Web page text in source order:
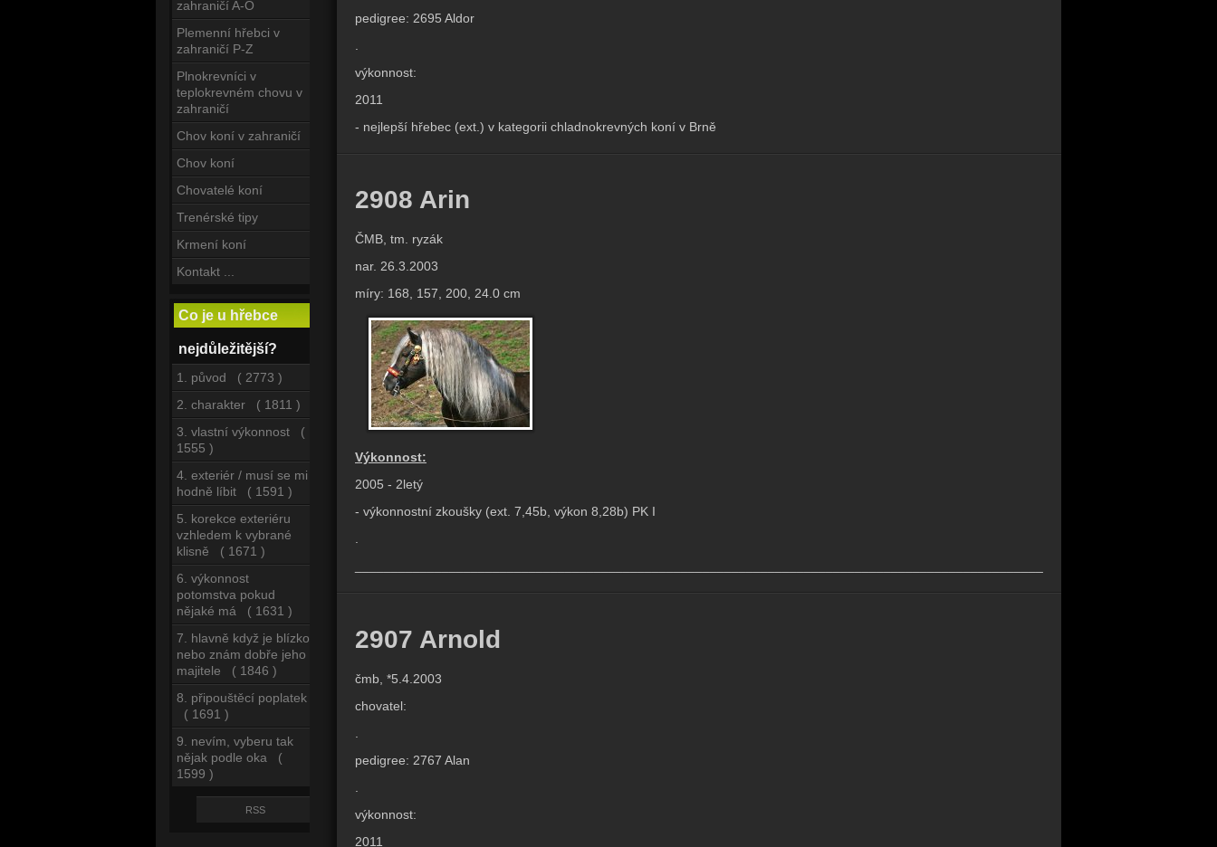
zahraničí A-O
Plemenní hřebci v
zahraničí P-Z
Plnokrevníci v
teplokrevném chovu v
zahraničí
Chov koní v zahraničí
Chov koní
Chovatelé koní
Trenérské tipy
Krmení koní
Kontakt ...
Co je u hřebce
nejdůležitější?
1. původ ( 2773 )
2. charakter ( 1811 )
3. vlastní výkonnost (
1555 )
4. exteriér / musí se mi
hodně líbit ( 1591 )
5. korekce exteriéru
vzhledem k vybrané
klisně ( 1671 )
6. výkonnost
potomstva pokud
nějaké má ( 1631 )
7. hlavně když je blízko
nebo znám dobře jeho
majitele ( 1846 )
8. připouštěcí poplatek
( 1691 )
9. nevím, vyberu tak
nějak podle oka (
1599 )
RSS
pedigree: 2695 Aldor
výkonnost:
2011
- nejlepší hřebec (ext.) v kategorii chladnokrevných koní v Brně
2908 Arin
ČMB, tm. ryzák
nar. 26.3.2003
míry: 168, 157, 200, 24.0 cm
Výkonnost:
2005 - 2letý
- výkonnostní zkoušky (ext. 7,45b, výkon 8,28b) PK I
2907 Arnold
čmb, *5.4.2003
chovatel:
pedigree: 2767 Alan
výkonnost:
2011